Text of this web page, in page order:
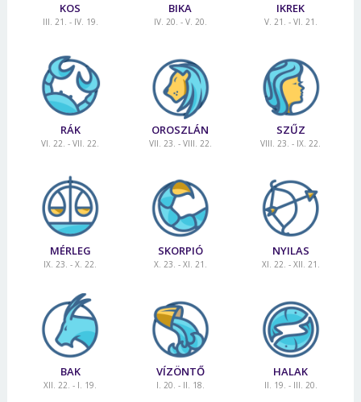
KOS
III. 21. - IV. 19.
BIKA
IV. 20. - V. 20.
IKREK
V. 21. - VI. 21.
RÁK
VI. 22. - VII. 22.
OROSZLÁN
VII. 23. - VIII. 22.
SZŰZ
VIII. 23. - IX. 22.
MÉRLEG
IX. 23. - X. 22.
SKORPIÓ
X. 23. - XI. 21.
NYILAS
XI. 22. - XII. 21.
BAK
XII. 22. - I. 19.
VÍZÖNTŐ
I. 20. - II. 18.
HALAK
II. 19. - III. 20.